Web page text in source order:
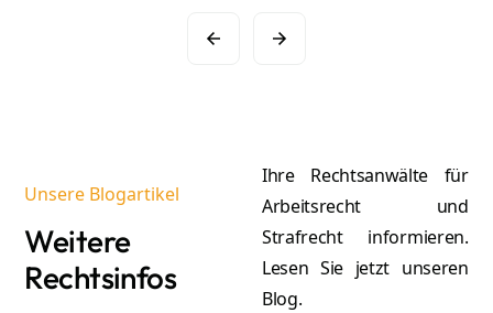
Unsere Blogartikel
Weitere
Rechtsinfos
Ihre Rechtsanwälte für
Arbeitsrecht und
Strafrecht informieren.
Lesen Sie jetzt unseren
Blog.